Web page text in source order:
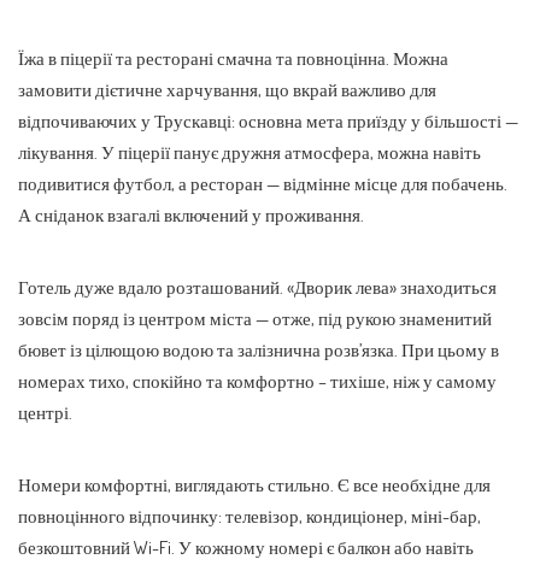
Їжа в піцерії та ресторані смачна та повноцінна. Можна
замовити дієтичне харчування, що вкрай важливо для
відпочиваючих у Трускавці: основна мета приїзду у більшості —
лікування. У піцерії панує дружня атмосфера, можна навіть
подивитися футбол, а ресторан — відмінне місце для побачень.
А сніданок взагалі включений у проживання.
Готель дуже вдало розташований. «Дворик лева» знаходиться
зовсім поряд із центром міста — отже, під рукою знаменитий
бювет із цілющою водою та залізнична розв’язка. При цьому в
номерах тихо, спокійно та комфортно – тихіше, ніж у самому
центрі.
Номери комфортні, виглядають стильно. Є все необхідне для
повноцінного відпочинку: телевізор, кондиціонер, міні-бар,
безкоштовний Wi-Fi. У кожному номері є балкон або навіть